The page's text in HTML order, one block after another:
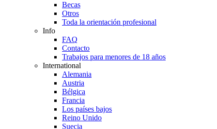
Becas
Otros
Toda la orientación profesional
Info
FAQ
Contacto
Trabajos para menores de 18 años
International
Alemania
Austria
Bélgica
Francia
Los países bajos
Reino Unido
Suecia